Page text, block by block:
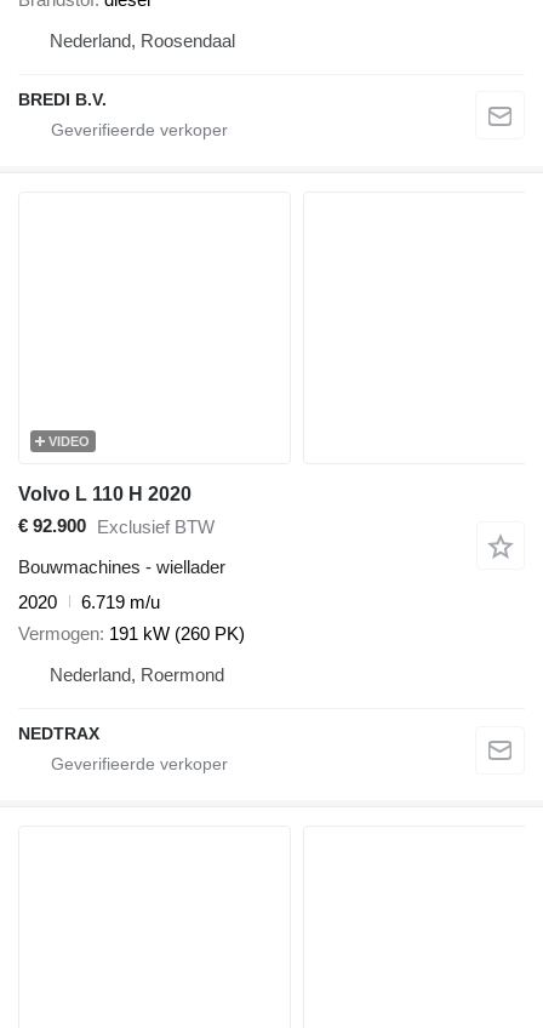
Nederland, Roosendaal
BREDI B.V.
VIDEO
Volvo L 110 H 2020
€ 92.900 Exclusief BTW
Bouwmachines - wiellader
2020
6.719 m/u
Vermogen 191 kW (260 PK)
Nederland, Roermond
NEDTRAX